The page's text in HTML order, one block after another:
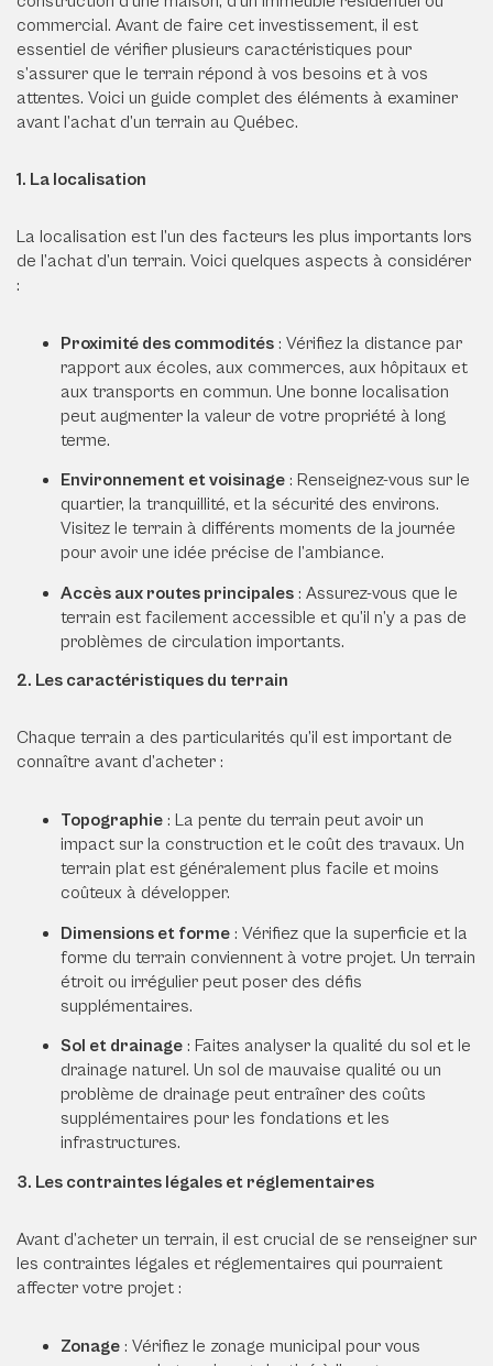
commercial. Avant de faire cet investissement, il est
essentiel de vérifier plusieurs caractéristiques pour
s’assurer que le terrain répond à vos besoins et à vos
attentes. Voici un guide complet des éléments à examiner
avant l’achat d’un terrain au Québec.
1. La localisation
La localisation est l’un des facteurs les plus importants lors
de l’achat d’un terrain. Voici quelques aspects à considérer
:
Proximité des commodités : Vérifiez la distance par
rapport aux écoles, aux commerces, aux hôpitaux et
aux transports en commun. Une bonne localisation
peut augmenter la valeur de votre propriété à long
terme.
Environnement et voisinage : Renseignez-vous sur le
quartier, la tranquillité, et la sécurité des environs.
Visitez le terrain à différents moments de la journée
pour avoir une idée précise de l’ambiance.
Accès aux routes principales : Assurez-vous que le
terrain est facilement accessible et qu’il n’y a pas de
problèmes de circulation importants.
2. Les caractéristiques du terrain
Chaque terrain a des particularités qu’il est important de
connaître avant d’acheter :
Topographie : La pente du terrain peut avoir un
impact sur la construction et le coût des travaux. Un
terrain plat est généralement plus facile et moins
coûteux à développer.
Dimensions et forme : Vérifiez que la superficie et la
forme du terrain conviennent à votre projet. Un terrain
étroit ou irrégulier peut poser des défis
supplémentaires.
Sol et drainage : Faites analyser la qualité du sol et le
drainage naturel. Un sol de mauvaise qualité ou un
problème de drainage peut entraîner des coûts
supplémentaires pour les fondations et les
infrastructures.
3. Les contraintes légales et réglementaires
Avant d’acheter un terrain, il est crucial de se renseigner sur
les contraintes légales et réglementaires qui pourraient
affecter votre projet :
Zonage : Vérifiez le zonage municipal pour vous